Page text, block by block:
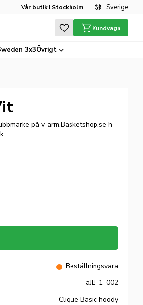
Vår butik i Stockholm Sverige
Favoriter
Kundvagn
3x3Övrigt
på v-ärm.Basketshop.se h-
Beställningsvara
aJB-1_002
Clique Basic hoody